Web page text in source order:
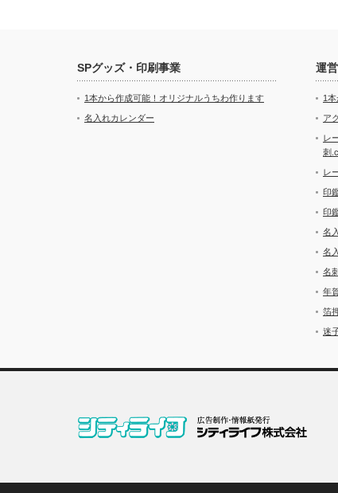
SPグッズ・印刷事業
1本から作成可能！オリジナルうちわ作ります
名入れカレンダー
運
1
ア
レ
刺
レ
印
印
名
名
名
年
箔
迷